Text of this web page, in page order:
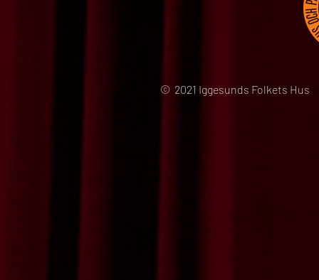
© 2021 Iggesunds Folkets